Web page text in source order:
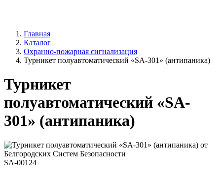
Главная
Каталог
Охранно-пожарная сигнализация
Турникет полуавтоматический «SA-301» (антипаника)
Турникет
полуавтоматический «SA-
301» (антипаника)
SA-00124